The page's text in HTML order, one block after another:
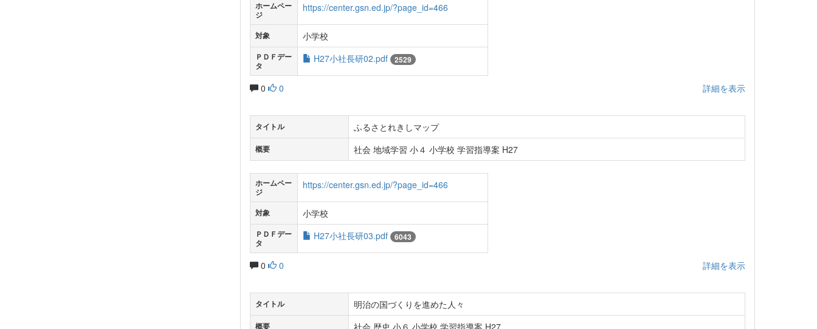
ホームペー
ジ
https://center.gsn.ed.jp/?page_id=466
対象 小学校
ＰＤＦデー
タ
H27小社長研02.pdf 2529
0 0 詳細を表示
タイトル ふるさとれきしマップ
概要 社会 地域学習 小４ 小学校 学習指導案 H27
ホームペー
ジ
https://center.gsn.ed.jp/?page_id=466
対象 小学校
ＰＤＦデー
タ
H27小社長研03.pdf 6043
0 0 詳細を表示
タイトル 明治の国づくりを進めた人々
概要 社会 歴史 小６ 小学校 学習指導案 H27